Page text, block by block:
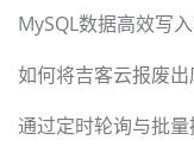
MySQL数据高效写
如何将吉客云报废